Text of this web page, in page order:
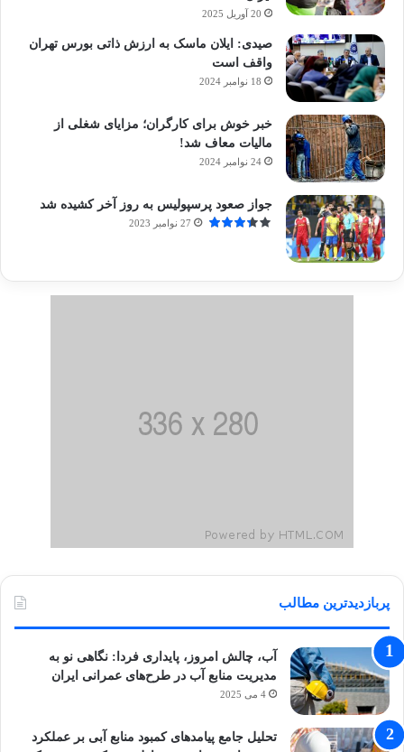
20 آوریل 2025
صیدی: ایلان ماسک به ارزش ذاتی بورس تهران
واقف است
18 نوامبر 2024
خبر خوش برای کارگران؛ مزایای شغلی از
مالیات معاف شد!
24 نوامبر 2024
جواز صعود پرسپولیس به روز آخر کشیده شد
27 نوامبر 2023
پربازدیدترین مطالب
آب، چالش امروز، پایداری فردا: نگاهی نو به
مدیریت منابع آب در طرح‌های عمرانی ایران
4 می 2025
تحلیل جامع پیامدهای کمبود منابع آبی بر عملکرد